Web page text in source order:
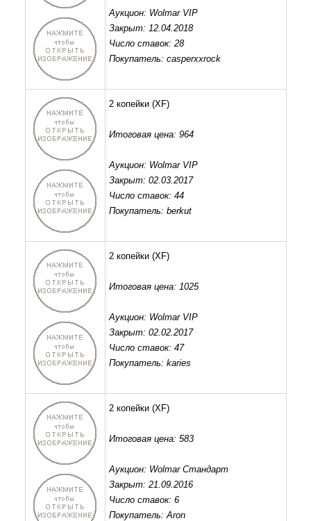
Аукцион: Wolmar VIP
Закрыт: 12.04.2018
Число ставок: 28
Покупатель: casperxxrock
2 копейки(XF)
Итоговая цена: 964
Аукцион: Wolmar VIP
Закрыт: 02.03.2017
Число ставок: 44
Покупатель: berkut
2 копейки(XF)
Итоговая цена: 1025
Аукцион: Wolmar VIP
Закрыт: 02.02.2017
Число ставок: 47
Покупатель: karies
2 копейки(XF)
Итоговая цена: 583
Аукцион: Wolmar Стандарт
Закрыт: 21.09.2016
Число ставок: 6
Покупатель: Aron